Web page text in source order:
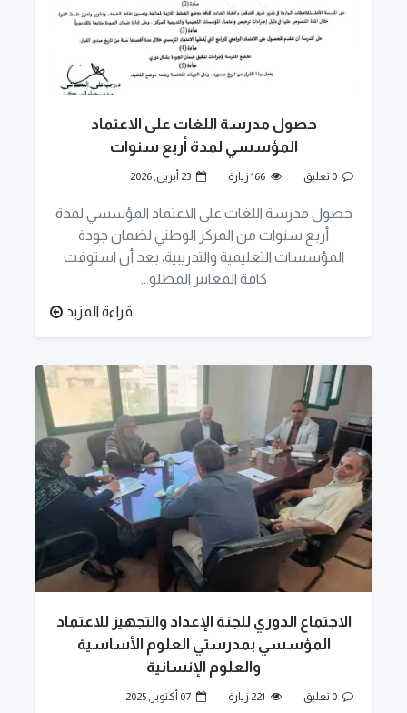
حصول مدرسة اللغات على الاعتماد
المؤسسي لمدة أربع سنوات
0 تعليق 166 زيارة 23 أبريل, 2026
حصول مدرسة اللغات على الاعتماد المؤسسي لمدة
أربع سنوات من المركز الوطني لضمان جودة
المؤسسات التعليمية والتدريبية، بعد أن استوفت
كافة المعايير المطلو...
قراءة المزيد
الاجتماع الدوري للجنة الإعداد والتجهيز للاعتماد
المؤسسي بمدرستي العلوم الأساسية
والعلوم الإنسانية
0 تعليق 221 زيارة 07 أكتوبر, 2025